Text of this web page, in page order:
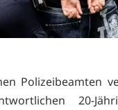
Polizeibeamten
20-